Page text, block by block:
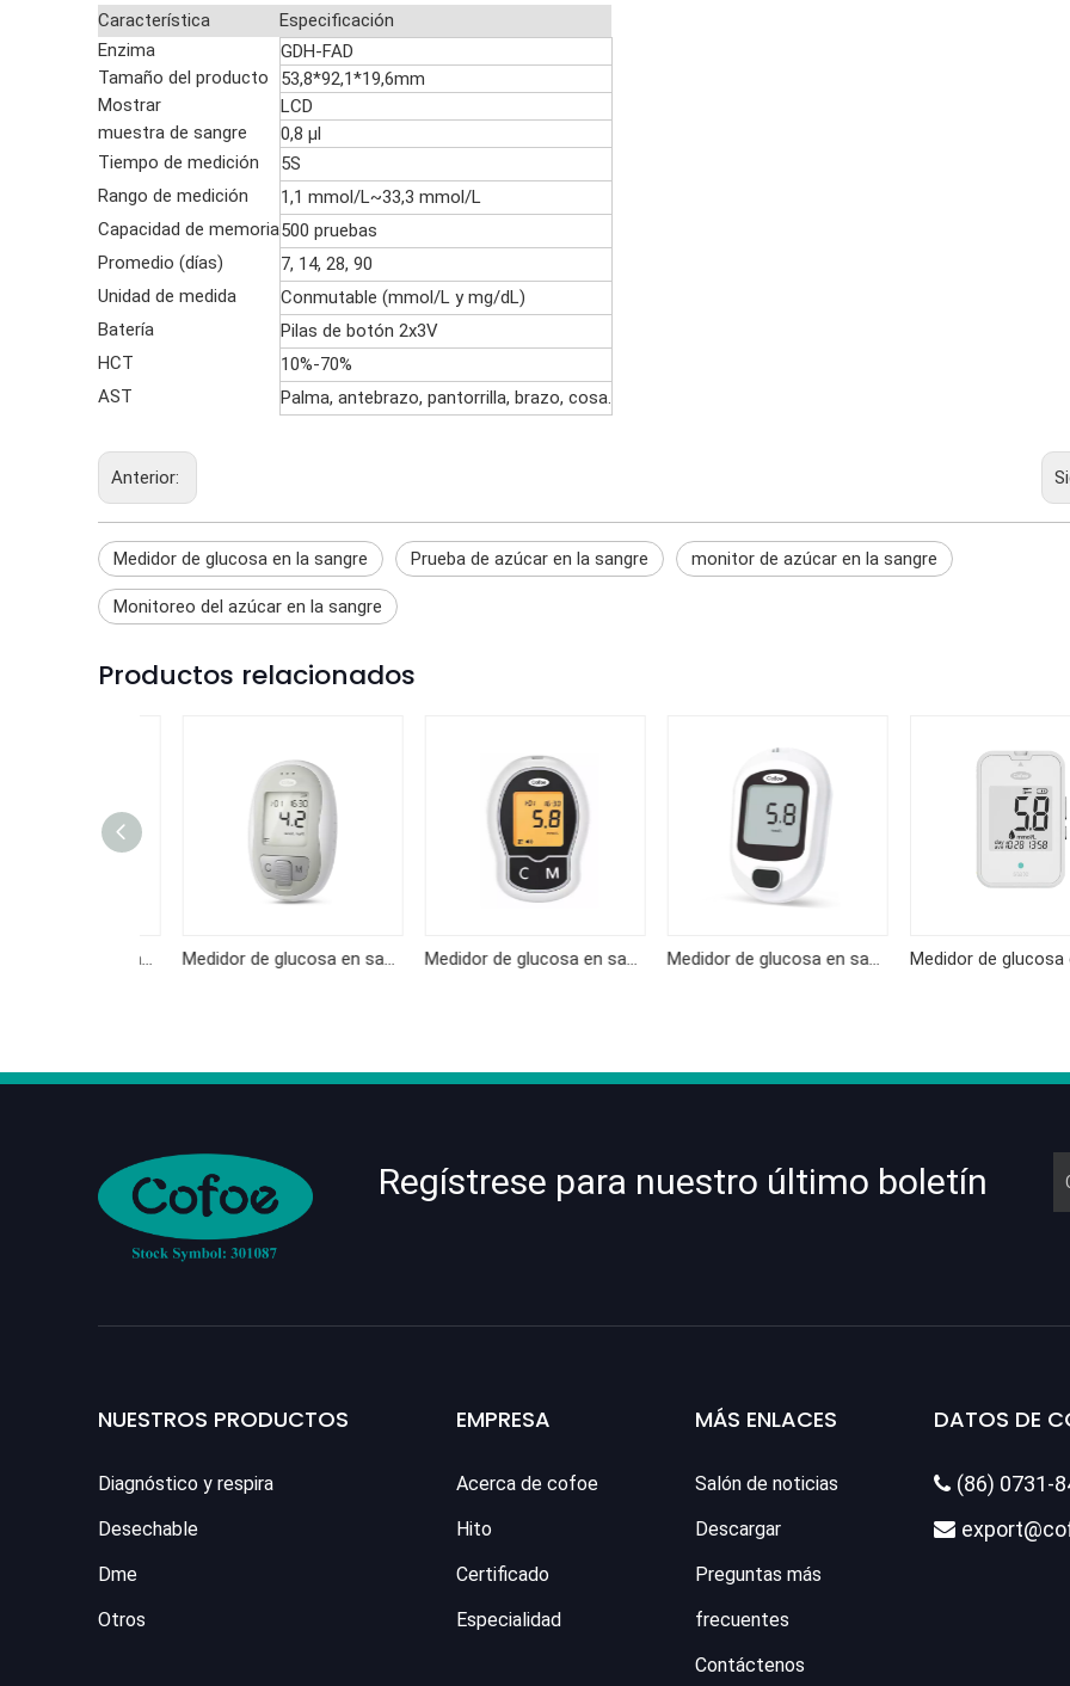
Característica
Especificación
Enzima
GDH-FAD
Tamaño del producto
53,8*92,1*19,6mm
Mostrar
LCD
muestra de sangre
0,8 µl
Tiempo de medición
5S
Rango de medición
1,1 mmol/L~33,3 mmol/L
Capacidad de memoria500 pruebas
Promedio (días)
7, 14, 28, 90
Unidad de medida
Conmutable (mmol/L y mg/dL)
Batería
Pilas de botón 2x3V
HCT
10%-70%
AST
Palma, antebrazo, pantorrilla, brazo, cosa.
Anterior:
Medidor de glucosa en la sangre Prueba de azúcar en la sangre monitor de azúcar en la sangre
Monitoreo del azúcar en la sangre
Productos relacionados
Medidor de glucosa en sangre KF-B06 Medidor de glucosa en sangre KF-A04 Medidor de glucosa en sangre KF-B02
Regístrese para nuestro último boletín
NUESTROS PRODUCTOS
Diagnóstico y respira
Desechable
Dme
Otros
EMPRESA
Acerca de cofoe
Hito
Certificado
Especialidad
MÁS ENLACES
Salón de noticias
Descargar
Preguntas más
frecuentes
Contáctenos
DATOS DE
 (86) 0731-
